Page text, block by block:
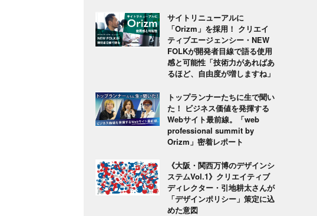
サイトリニューアルに
「Orizm」を採用！ クリエイ
ティブエージェンシー・NEW
FOLKが開発者目線で語る使用
感と可能性「技術力があればあ
るほど、自由度が増しますね」
トップランナーたちに生で聞い
た！ ビジネス価値を発揮する
Webサイト最前線。「web
professional summit by
Orizm」密着レポート
《大阪・関西万博のデザインシ
ステムVol.1》クリエイティブ
ディレクター・引地耕太さんが
「デザインポリシー」策定に込
めた意図